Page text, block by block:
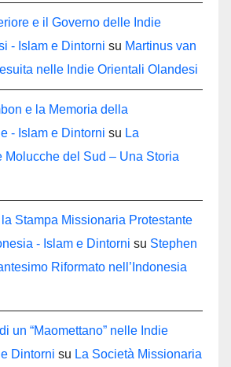
e il Governo delle Indie
- Islam e Dintorni su Martinus van
nelle Indie Orientali Olandesi
e la Memoria della
- Islam e Dintorni su La
Molucche del Sud – Una Storia
la Stampa Missionaria Protestante
- Islam e Dintorni su Stephen
Riformato nell’Indonesia
un “Maomettano” nelle Indie
Dintorni su La Società Missionaria